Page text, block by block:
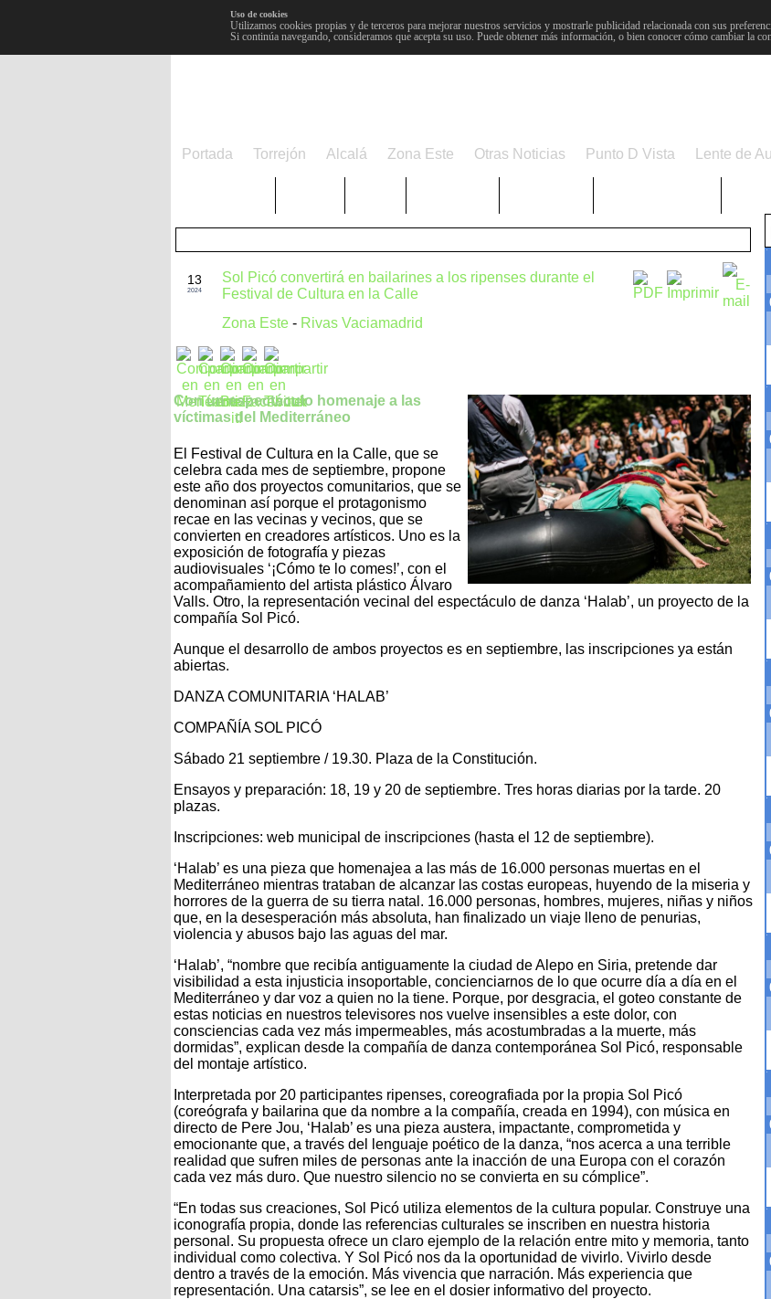
Uso de cookies
Utilizamos cookies propias y de terceros para mejorar nuestros servicios y mostrarle publicidad relacionada con sus
Si continúa navegando, consideramos que acepta su uso. Puede obtener más información, o bien conocer cómo cambiar la
Portada Torrejón Alcalá Zona Este Otras Noticias Punto D Vista Lente de
13
2024
Sol Picó convertirá en bailarines a los ripenses durante el
Festival de Cultura en la Calle
Zona Este - Rivas Vaciamadrid
Con un espectáculo homenaje a las
víctimas del Mediterráneo
El Festival de Cultura en la Calle, que se
celebra cada mes de septiembre, propone
este año dos proyectos comunitarios, que se
denominan así porque el protagonismo
recae en las vecinas y vecinos, que se
convierten en creadores artísticos. Uno es la
exposición de fotografía y piezas
audiovisuales ‘¡Cómo te lo comes!’, con el
acompañamiento del artista plástico Álvaro
Valls. Otro, la representación vecinal del espectáculo de danza ‘Halab’, un proyecto de la
compañía Sol Picó.
Aunque el desarrollo de ambos proyectos es en septiembre, las inscripciones ya están
abiertas.
DANZA COMUNITARIA ‘HALAB’
COMPAÑÍA SOL PICÓ
Sábado 21 septiembre / 19.30. Plaza de la Constitución.
Ensayos y preparación: 18, 19 y 20 de septiembre. Tres horas diarias por la tarde. 20
plazas.
Inscripciones: web municipal de inscripciones (hasta el 12 de septiembre).
‘Halab’ es una pieza que homenajea a las más de 16.000 personas muertas en el
Mediterráneo mientras trataban de alcanzar las costas europeas, huyendo de la miseria y
horrores de la guerra de su tierra natal. 16.000 personas, hombres, mujeres, niñas y niños
que, en la desesperación más absoluta, han finalizado un viaje lleno de penurias,
violencia y abusos bajo las aguas del mar.
‘Halab’, “nombre que recibía antiguamente la ciudad de Alepo en Siria, pretende dar
visibilidad a esta injusticia insoportable, concienciarnos de lo que ocurre día a día en el
Mediterráneo y dar voz a quien no la tiene. Porque, por desgracia, el goteo constante de
estas noticias en nuestros televisores nos vuelve insensibles a este dolor, con
consciencias cada vez más impermeables, más acostumbradas a la muerte, más
dormidas”, explican desde la compañía de danza contemporánea Sol Picó, responsable
del montaje artístico.
Interpretada por 20 participantes ripenses, coreografiada por la propia Sol Picó
(coreógrafa y bailarina que da nombre a la compañía, creada en 1994), con música en
directo de Pere Jou, ‘Halab’ es una pieza austera, impactante, comprometida y
emocionante que, a través del lenguaje poético de la danza, “nos acerca a una terrible
realidad que sufren miles de personas ante la inacción de una Europa con el corazón
cada vez más duro. Que nuestro silencio no se convierta en su cómplice”.
“En todas sus creaciones, Sol Picó utiliza elementos de la cultura popular. Construye una
iconografía propia, donde las referencias culturales se inscriben en nuestra historia
personal. Su propuesta ofrece un claro ejemplo de la relación entre mito y memoria, tanto
individual como colectiva. Y Sol Picó nos da la oportunidad de vivirlo. Vivirlo desde
dentro a través de la emoción. Más vivencia que narración. Más experiencia que
representación. Una catarsis”, se lee en el dosier informativo del proyecto.